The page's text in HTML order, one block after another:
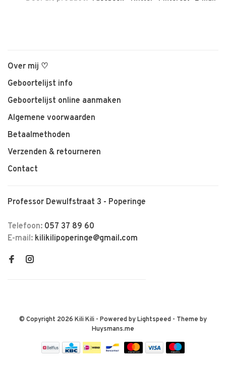
Over mij ♡
Geboortelijst info
Geboortelijst online aanmaken
Algemene voorwaarden
Betaalmethoden
Verzenden & retourneren
Contact
Professor Dewulfstraat 3 - Poperinge
Telefoon: 057 37 89 60
E-mail: kilikilipoperinge@gmail.com
© Copyright 2026 Kili Kili - Powered byLightspeed - Theme by
Huysmans.me